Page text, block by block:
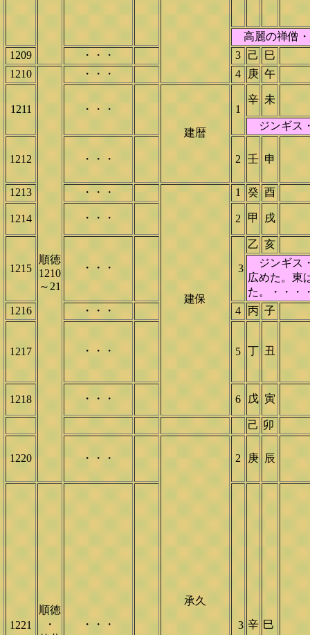
高麗の禅僧
1209
・・・ 3 己
巳
1210
順徳
1210
～21
・・・ 4 庚 午
1211
・・・
建暦
1
辛 未
ジンギス
1212 ・・・ 2 壬 申
1213 ・・・
建保
1 癸 酉
1214 ・・・ 2 甲 戌
1215 ・・・ 3
乙 亥
ジンギス
広めた。東
た。・・・
1216
・・・ 4 丙 子
1217 ・・・ 5 丁 丑
1218 ・・・ 6 戊 寅
己 卯
1220 ・・・
承久
2 庚 辰
1221
順徳
・
・・・ 3 辛 巳